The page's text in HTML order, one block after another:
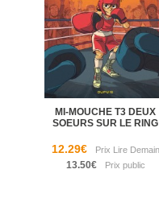
MI-MOUCHE T3 DEUX
SOEURS SUR LE RING
12.29€
13.50€